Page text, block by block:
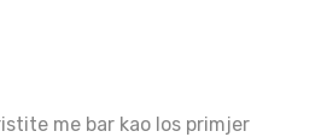
me bar kao los primjer